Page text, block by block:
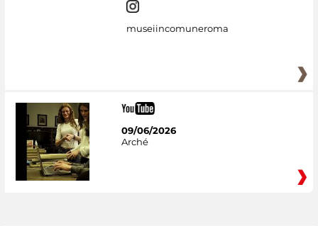
museiincomuneroma
09/06/2026
Arché